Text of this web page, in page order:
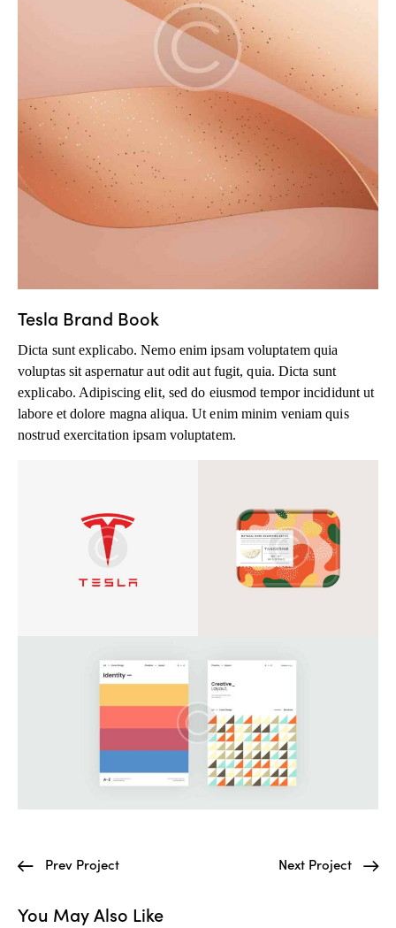
Tesla Brand Book
Dicta sunt explicabo. Nemo enim ipsam voluptatem quia
voluptas sit aspernatur aut odit aut fugit, quia. Dicta sunt
explicabo. Adipiscing elit, sed do eiusmod tempor incididunt ut
labore et dolore magna aliqua. Ut enim minim veniam quis
nostrud exercitation ipsam voluptatem.
Prev Project Next Project
You May Also Like